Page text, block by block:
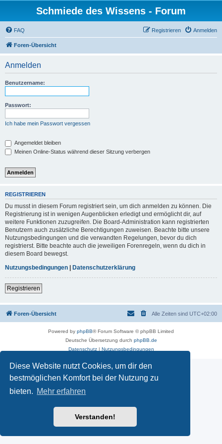
Diese Website nutzt Cookies, um dir den
bestmöglichen Komfort bei der Nutzung zu
bieten. Mehr erfahren
Verstanden!
Schmiede des Wissens - Forum
FAQ Anmelden
Registrieren
Foren-Übersicht
Anmelden
Benutzername:
Passwort:
Ich habe mein Passwort vergessen
Angemeldet bleiben
Meinen Online-Status während dieser Sitzung verbergen
REGISTRIEREN
Du musst in diesem Forum registriert sein, um dich anmelden zu können. Die
Registrierung ist in wenigen Augenblicken erledigt und ermöglicht dir, auf
weitere Funktionen zuzugreifen. Die Board-Administration kann registrierten
Benutzern auch zusätzliche Berechtigungen zuweisen. Beachte bitte unsere
Nutzungsbedingungen und die verwandten Regelungen, bevor du dich
registrierst. Bitte beachte auch die jeweiligen Forenregeln, wenn du dich in
diesem Board bewegst.
Nutzungsbedingungen | Datenschutzerklärung
Registrieren
Foren-Übersicht Alle Zeiten sind UTC+02:00
Powered by phpBB® Forum Software © phpBB Limited
Deutsche Übersetzung durch phpBB.de
Datenschutz| Nutzungsbedingungen